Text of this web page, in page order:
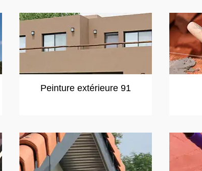
Peinture extérieure 91